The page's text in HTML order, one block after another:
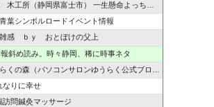
工所（静岡県富士市） 一生懸命よっちんブログ
葉シンボルロードイベント情報
感 ｂｙ おとぼけの父上
斜め読み。時々静岡、稀に時事ネタ
くの森（パソコンサロンゆうらく公式ブログ）
なりに幸せ
訪問鍼灸マッサージ